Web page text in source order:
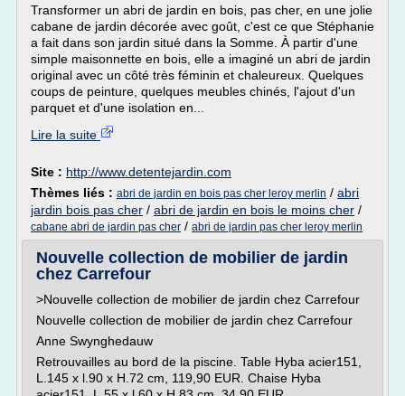
Transformer un abri de jardin en bois, pas cher, en une jolie
cabane de jardin décorée avec goût, c'est ce que Stéphanie
a fait dans son jardin situé dans la Somme. À partir d'une
simple maisonnette en bois, elle a imaginé un abri de jardin
original avec un côté très féminin et chaleureux. Quelques
coups de peinture, quelques meubles chinés, l'ajout d'un
parquet et d'une isolation en...
Lire la suite
Site : http://www.detentejardin.com
Thèmes liés : abri de jardin en bois pas cher leroy merlin / abri
jardin bois pas cher / abri de jardin en bois le moins cher /
cabane abri de jardin pas cher / abri de jardin pas cher leroy merlin
Nouvelle collection de mobilier de jardin
chez Carrefour
>Nouvelle collection de mobilier de jardin chez Carrefour
Nouvelle collection de mobilier de jardin chez Carrefour
Anne Swynghedauw
Retrouvailles au bord de la piscine. Table Hyba acier151,
L.145 x l.90 x H.72 cm, 119,90 EUR. Chaise Hyba